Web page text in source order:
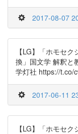
2017-08-07
【LG】「ホモセ
換」国文学 解釈と
学灯社 https://t.co/
2017-06-11
【LG】「ホモセ